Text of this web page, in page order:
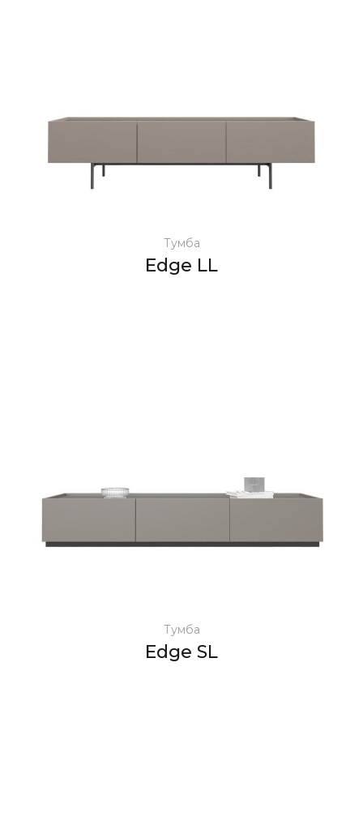
Тумба
Edge LL
Тумба
Edge SL